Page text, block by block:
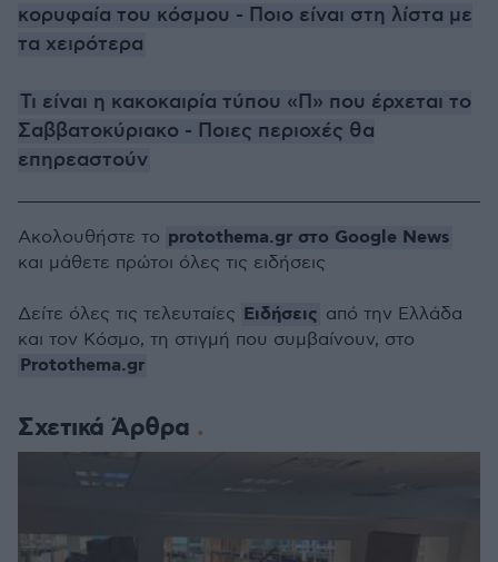
κορυφαία του κόσμου - Ποιο είναι στη λίστα με
τα χειρότερα
Τι είναι η κακοκαιρία τύπου «Π» που έρχεται το
Σαββατοκύριακο - Ποιες περιοχές θα
επηρεαστούν
Σχετικά Άρθρα
Ακολουθήστε το protothema.gr στο Google News
και μάθετε πρώτοι όλες τις ειδήσεις
Δείτε όλες τις τελευταίες Ειδήσεις από την Ελλάδα
και τον Κόσμο, τη στιγμή που συμβαίνουν, στο
Protothema.gr